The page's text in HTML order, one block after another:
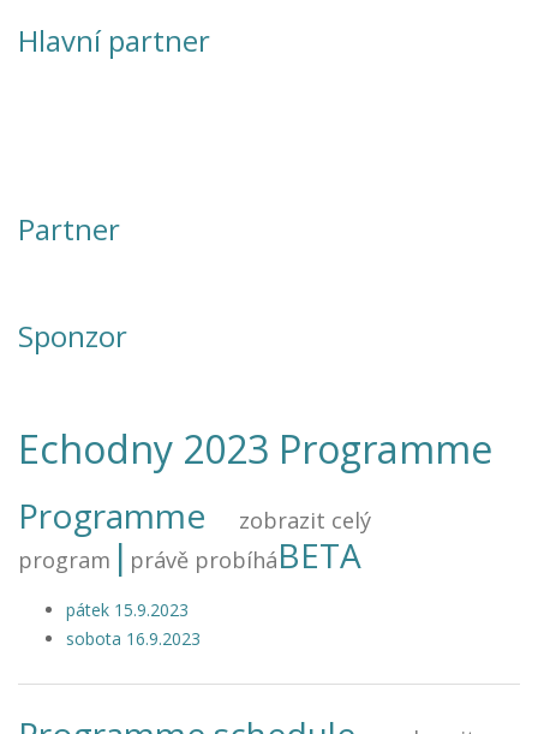
Hlavní partner
Partner
Sponzor
Echodny 2023 Programme
Programme
zobrazit celý
program | právě probíháBETA
pátek 15.9.2023
sobota 16.9.2023